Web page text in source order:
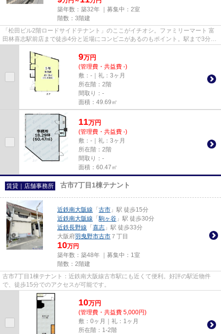
築年数：築32年 ｜募集中： 2室
階数：3階建
「松田ビル2階ロードサイドテナント」のここがイチオシ。ファミリーマート 富
田林喜志駅前店まで徒歩4分と近場にコンビニがあるのもポイント。駅まで3分
9万円
(管理費・共益費 -)
敷：-｜礼：3ヶ月
所在階：2階
間取り：-
面積：49.69㎡
11万円
(管理費・共益費 -)
敷：-｜礼：3ヶ月
所在階：2階
間取り：-
面積：60.47㎡
賃貸｜店舗事務所 古市7丁目1棟テナント
近鉄南大阪線 「 古市 」駅 徒歩15分
近鉄南大阪線 「駒ヶ谷 」駅 徒歩30分
近鉄長野線 「 喜志 」駅 徒歩33分
大阪府羽曳野市古市 ７丁目
10万円
築年数：築48年 ｜募集中： 1室
階数：2階建
古市7丁目1棟テナント：近鉄南大阪線古市駅にも近くて便利。好評の駅近物件
で、徒歩15分でのアクセスが可能です。
10万円
(管理費・共益費 5,000円)
敷：0ヶ月｜礼：1ヶ月
所在階：1-2階